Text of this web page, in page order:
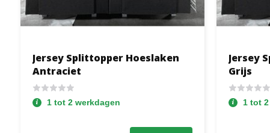
Jersey Splittopper Hoeslaken
Antraciet
1 tot 2 werkdagen
Jersey
Grijs
1 tot